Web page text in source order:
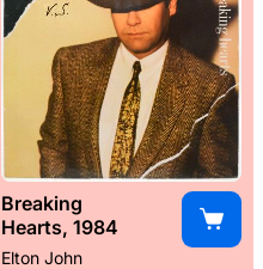
Breaking
Hearts, 1984
Elton John